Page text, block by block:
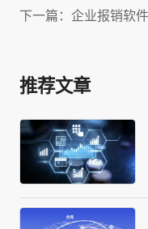
推荐文章